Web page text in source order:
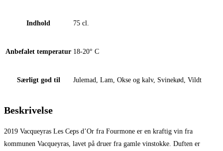
Indhold 75 cl.
Anbefalet temperatur 18-20° C
Særligt god til Julemad, Lam, Okse og kalv, Svinekød, Vildt
Beskrivelse
2019 Vacqueyras Les Ceps d’Or fra Fourmone er en kraftig vin fra
kommunen Vacqueyras, lavet på druer fra gamle vinstokke. Duften er